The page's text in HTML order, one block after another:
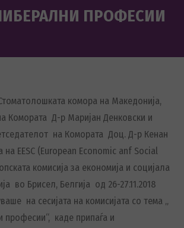
ПРОФЕСИИ
комора на Македонија,
Комората Д-р Маријан Денковски и
на Комората Доц. Д-р Кенан
на EESC (European Economic anf Social
комисија за економија и социјала
во Брисел, Белгија од 26-27.11.2018
на сесијата на комисијата со тема „
професии“, каде припаѓа и